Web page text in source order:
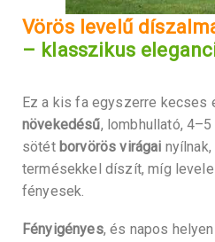
Vörös levelű
– klasszikus
Ez a kis fa egyszerre kecses
növekedésű, lombhullató,
sötét borvörös virágai
termésekkel díszít, míg
fényesek.
Fényigényes, és napos